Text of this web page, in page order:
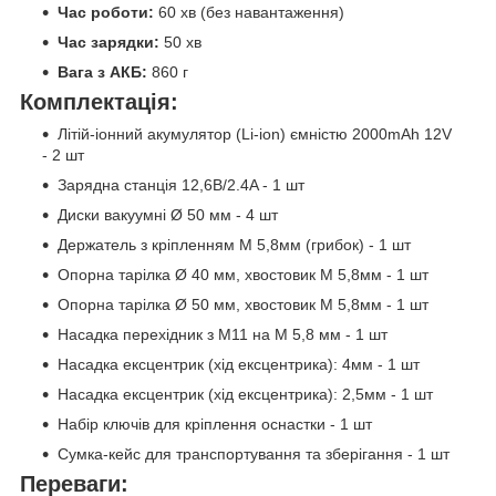
Час роботи: 60 хв (без навантаження)
Час зарядки: 50 хв
Вага з АКБ: 860 г
Комплектація:
Літій-іонний акумулятор (Li-ion) ємністю 2000mAh 12V
- 2 шт
Зарядна станція 12,6B/2.4A - 1 шт
Диски вакуумні Ø 50 мм - 4 шт
Держатель з кріпленням М 5,8мм (грибок) - 1 шт
Опорна тарілка Ø 40 мм, хвостовик М 5,8мм - 1 шт
Опорна тарілка Ø 50 мм, хвостовик М 5,8мм - 1 шт
Насадка перехідник з М11 на М 5,8 мм - 1 шт
Насадка ексцентрик (хід ексцентрика): 4мм - 1 шт
Насадка ексцентрик (хід ексцентрика): 2,5мм - 1 шт
Набір ключів для кріплення оснастки - 1 шт
Сумка-кейс для транспортування та зберігання - 1 шт
Переваги: